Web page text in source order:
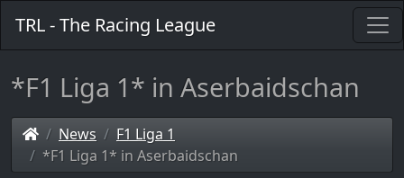
TRL - The Racing League
*F1 Liga 1* in Aserbaidschan
News
F1 Liga 1
*F1 Liga 1* in Aserbaidschan